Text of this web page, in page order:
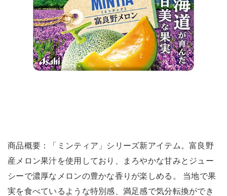
商品概要：「ミンティア」シリーズ新アイテム。富良野
産メロン果汁を使用しており、まろやかな甘みとジュー
シーで濃厚なメロンの豊かな香りが楽しめる。 当地で果
実を食べているような特別感、満足感で気分転換ができ